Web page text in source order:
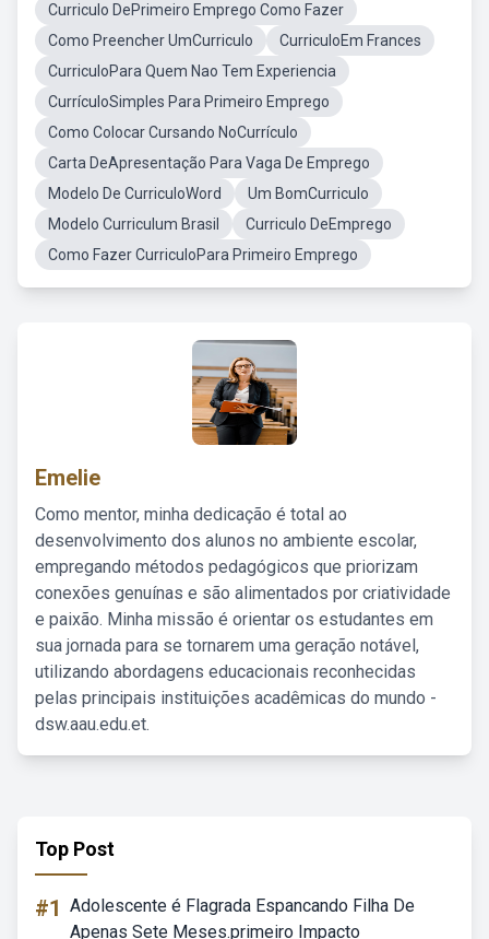
Curriculo DePrimeiro Emprego Como Fazer
Como Preencher UmCurriculo
CurriculoEm Frances
CurriculoPara Quem Nao Tem Experiencia
CurrículoSimples Para Primeiro Emprego
Como Colocar Cursando NoCurrículo
Carta DeApresentação Para Vaga De Emprego
Modelo De CurriculoWord
Um BomCurriculo
Modelo Curriculum Brasil
Curriculo DeEmprego
Como Fazer CurriculoPara Primeiro Emprego
Emelie
Como mentor, minha dedicação é total ao
desenvolvimento dos alunos no ambiente escolar,
empregando métodos pedagógicos que priorizam
conexões genuínas e são alimentados por criatividade
e paixão. Minha missão é orientar os estudantes em
sua jornada para se tornarem uma geração notável,
utilizando abordagens educacionais reconhecidas
pelas principais instituições acadêmicas do mundo -
dsw.aau.edu.et.
Top Post
#1 Adolescente é Flagrada Espancando Filha De
Apenas Sete Meses.primeiro Impacto